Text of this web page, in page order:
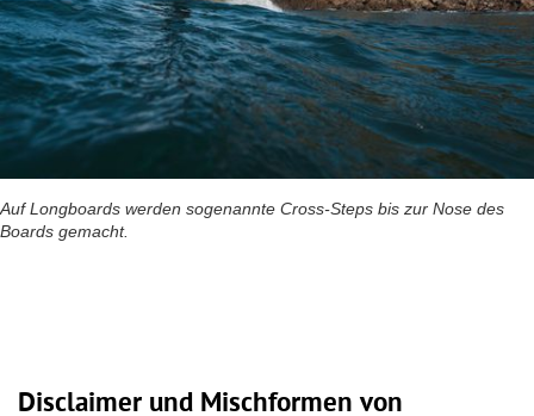
Auf Longboards werden sogenannte Cross-Steps bis zur Nose des
Boards gemacht.
Disclaimer und Mischformen von